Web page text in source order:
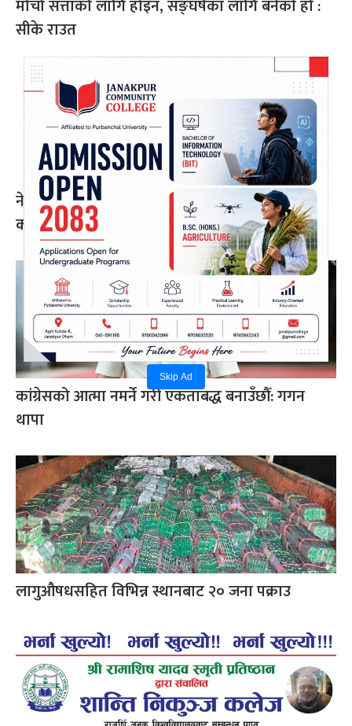
Skip Ad
मोर्चा सत्ताको लागि होइन, सङ्घर्षका लागि बनेको हो :
सीके राउत
नेपाल प्रिमियर लिग : हरमित सिंह जनकपुर बोल्ट्सको
कप्तान
कांग्रेसको आत्मा नमर्ने गरी एकताबद्ध बनाउँछौँ: गगन
थापा
लागुऔषधसहित विभिन्न स्थानबाट २० जना पक्राउ